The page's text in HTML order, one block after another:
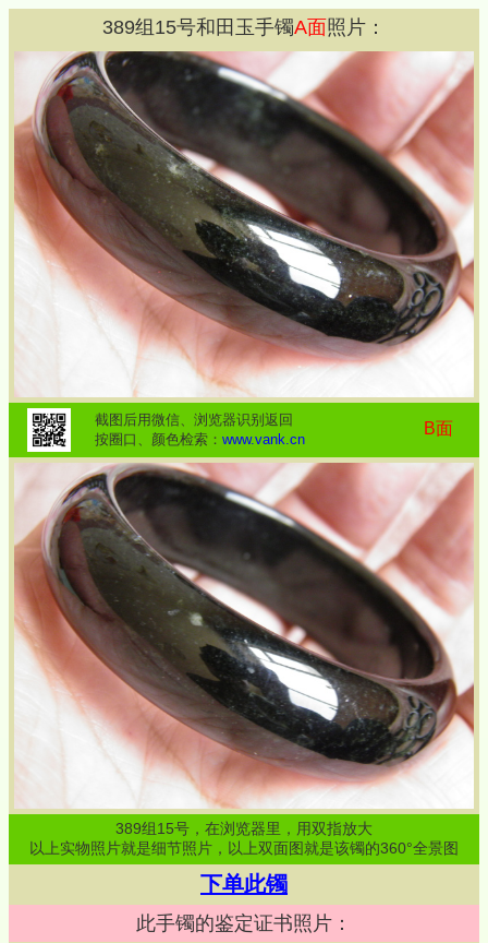
389组 15号和田玉手镯A面照片：
截图后用微信、浏览器识别返回
按圈口、颜色检索： www.vank.cn
B面
389组15号，在浏览器里，用双指放大
以上实物照片就是细节照片，以上双面图就是该镯的360°全景图
下单此镯
此手镯的鉴定证书照片：